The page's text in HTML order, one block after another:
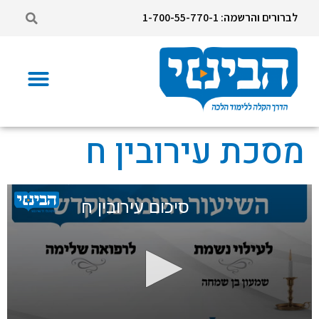
לברורים והרשמה: 1-700-55-770-1
מסכת עירובין ח
סיכום עירובין ח